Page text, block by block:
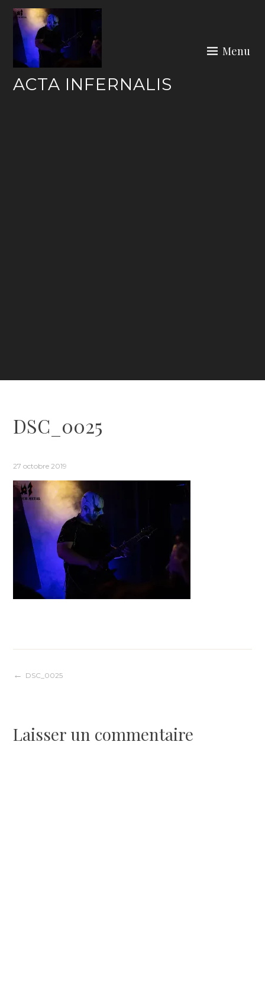
Skip
content
ACTA INFERNALIS
Menu
DSC_0025
27 octobre 2019
Navigation
l’article
DSC_0025
Laisser un commentaire